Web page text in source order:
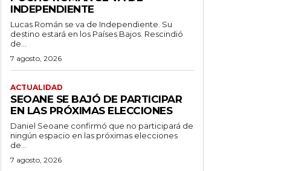
INDEPENDIENTE
Lucas Román se va de Independiente. Su
destino estará en los Países Bajos. Rescindió
de...
7 agosto, 2026
ACTUALIDAD
SEOANE SE BAJÓ DE PARTICIPAR
EN LAS PRÓXIMAS ELECCIONES
Daniel Seoane confirmó que no participará de
ningún espacio en las próximas elecciones
de...
7 agosto, 2026